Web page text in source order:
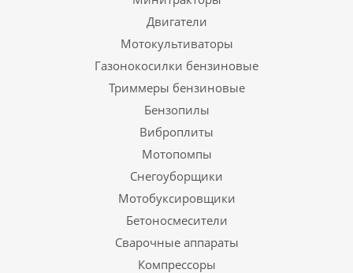
Двигатели
Мотокультиваторы
Газонокосилки бензиновые
Триммеры бензиновые
Бензопилы
Виброплиты
Мотопомпы
Снегоуборщики
Мотобуксировщики
Бетоносмесители
Сварочные аппараты
Компрессоры